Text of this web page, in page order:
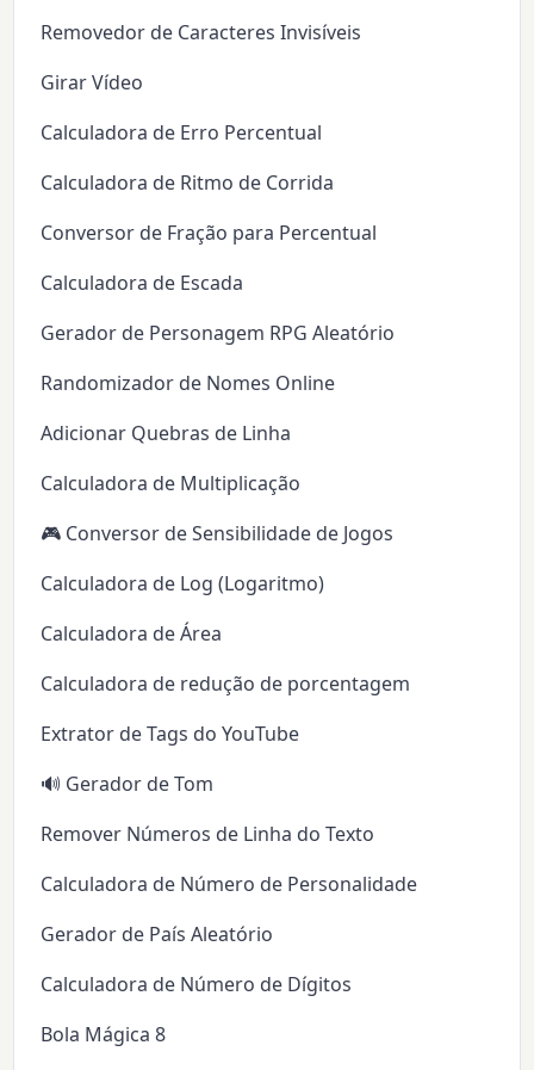
Removedor de Caracteres Invisíveis
Girar Vídeo
Calculadora de Erro Percentual
Calculadora de Ritmo de Corrida
Conversor de Fração para Percentual
Calculadora de Escada
Gerador de Personagem RPG Aleatório
Randomizador de Nomes Online
Adicionar Quebras de Linha
Calculadora de Multiplicação
🎮 Conversor de Sensibilidade de Jogos
Calculadora de Log (Logaritmo)
Calculadora de Área
Calculadora de redução de porcentagem
Extrator de Tags do YouTube
🔊 Gerador de Tom
Remover Números de Linha do Texto
Calculadora de Número de Personalidade
Gerador de País Aleatório
Calculadora de Número de Dígitos
Bola Mágica 8